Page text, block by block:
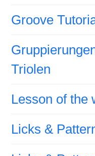
Groove
Triolen
Lesson of the
Licks &